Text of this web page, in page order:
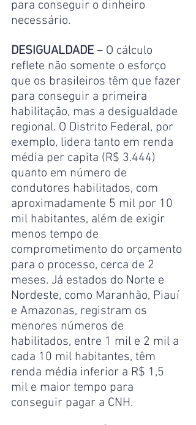
para conseguir o dinheiro
necessário.
DESIGUALDADE – O cálculo
reflete não somente o esforço
que os brasileiros têm que fazer
para conseguir a primeira
habilitação, mas a desigualdade
regional. O Distrito Federal, por
exemplo, lidera tanto em renda
média per capita (R$ 3.444)
quanto em número de
condutores habilitados, com
aproximadamente 5 mil por 10
mil habitantes, além de exigir
menos tempo de
comprometimento do orçamento
para o processo, cerca de 2
meses. Já estados do Norte e
Nordeste, como Maranhão, Piauí
e Amazonas, registram os
menores números de
habilitados, entre 1 mil e 2 mil a
cada 10 mil habitantes, têm
renda média inferior a R$ 1,5
mil e maior tempo para
conseguir pagar a CNH.